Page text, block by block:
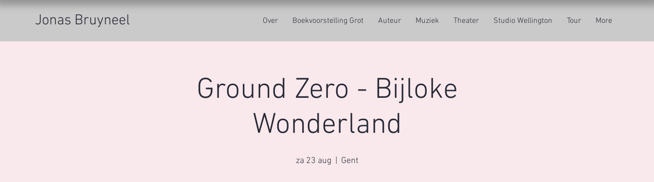
Jonas Bruyneel Over Boekvoorstelling Grot Auteur Muziek Theater Studio Wellington Tour More
Ground Zero - Bijloke
Wonderland
za 23 aug Gent